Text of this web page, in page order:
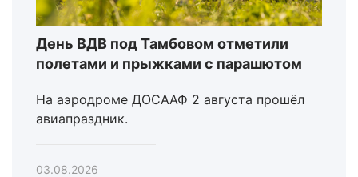
День ВДВ под Тамбовом отметили
полетами и прыжками с парашютом
На аэродроме ДОСААФ 2 августа прошёл
авиапраздник.
03.08.2026